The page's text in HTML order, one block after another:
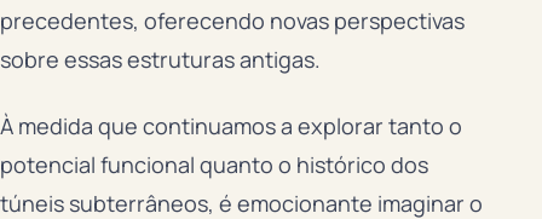
precedentes, oferecendo novas perspectivas
sobre essas estruturas antigas.
À medida que continuamos a explorar tanto o
potencial funcional quanto o histórico dos
túneis subterrâneos, é emocionante imaginar o